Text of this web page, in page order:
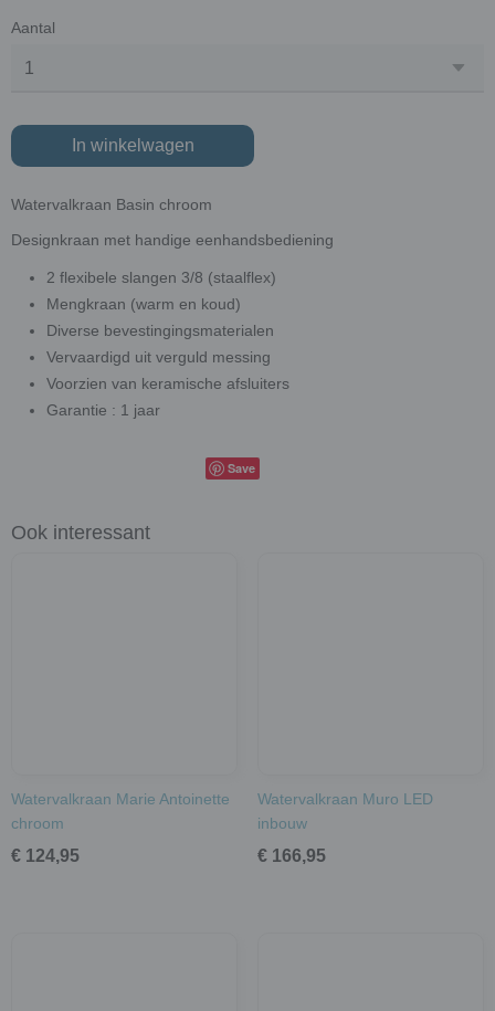
Aantal
In winkelwagen
Watervalkraan Basin chroom
Designkraan met handige eenhandsbediening
2 flexibele slangen 3/8 (staalflex)
Mengkraan (warm en koud)
Diverse bevestingingsmaterialen
Vervaardigd uit verguld messing
Voorzien van keramische afsluiters
Garantie : 1 jaar
Save
Ook interessant
Watervalkraan Marie Antoinette
chroom
€ 124,95
Watervalkraan Muro LED
inbouw
€ 166,95